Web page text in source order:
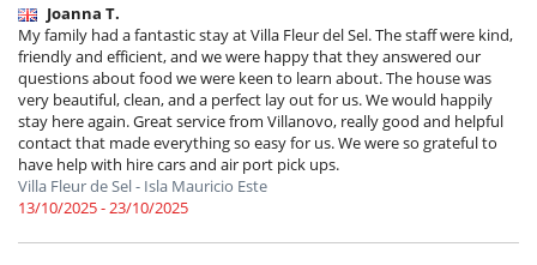
Joanna T.
My family had a fantastic stay at Villa Fleur del Sel. The staff were kind,
friendly and efficient, and we were happy that they answered our
questions about food we were keen to learn about. The house was
very beautiful, clean, and a perfect lay out for us. We would happily
stay here again. Great service from Villanovo, really good and helpful
contact that made everything so easy for us. We were so grateful to
have help with hire cars and air port pick ups.
Villa Fleur de Sel - Isla Mauricio Este
13/10/2025 - 23/10/2025